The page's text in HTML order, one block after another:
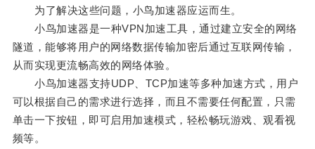
为了解决这些问题，小鸟加速器应运而生。
小鸟加速器是一种VPN加速工具，通过建立安全的网络
隧道，能够将用户的网络数据传输加密后通过互联网传输，
从而实现更流畅高效的网络体验。
小鸟加速器支持UDP、TCP加速等多种加速方式，用户
可以根据自己的需求进行选择，而且不需要任何配置，只需
单击一下按钮，即可启用加速模式，轻松畅玩游戏、观看视
频等。